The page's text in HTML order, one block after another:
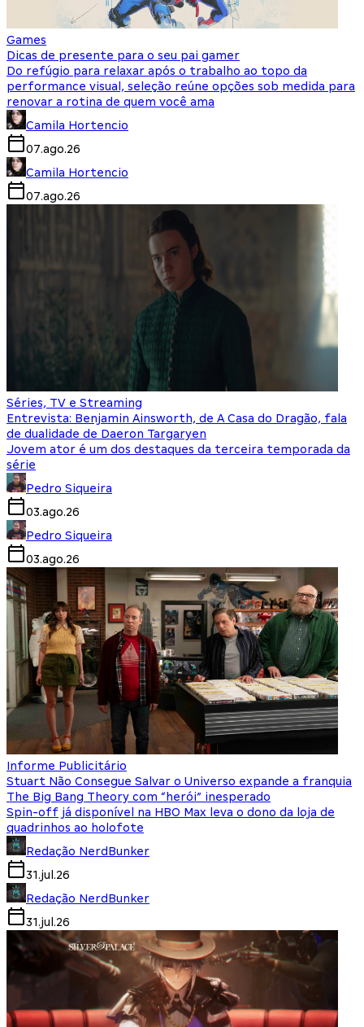
Games
Dicas de presente para o seu pai gamer
Do refúgio para relaxar após o trabalho ao topo da
performance visual, seleção reúne opções sob medida para
renovar a rotina de quem você ama
Camila Hortencio
07.ago.26
Camila Hortencio
07.ago.26
Séries, TV e Streaming
Entrevista: Benjamin Ainsworth, de A Casa do Dragão, fala
de dualidade de Daeron Targaryen
Jovem ator é um dos destaques da terceira temporada da
série
Pedro Siqueira
03.ago.26
Pedro Siqueira
03.ago.26
Informe Publicitário
Stuart Não Consegue Salvar o Universo expande a franquia
The Big Bang Theory com “herói” inesperado
Spin-off já disponível na HBO Max leva o dono da loja de
quadrinhos ao holofote
Redação NerdBunker
31.jul.26
Redação NerdBunker
31.jul.26